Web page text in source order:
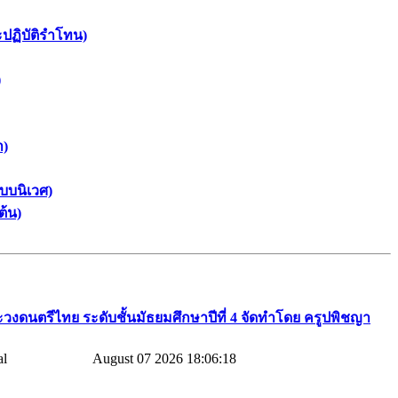
ฏิบัติรำโทน)
)
บนิเวศ)
น)
วงดนตรีไทย​ ระดับชั้นมัธยมศึกษาปีที่​ 4​ จัดทำโดย​ ครูปพิชญา​
August 07 2026 18:06:18